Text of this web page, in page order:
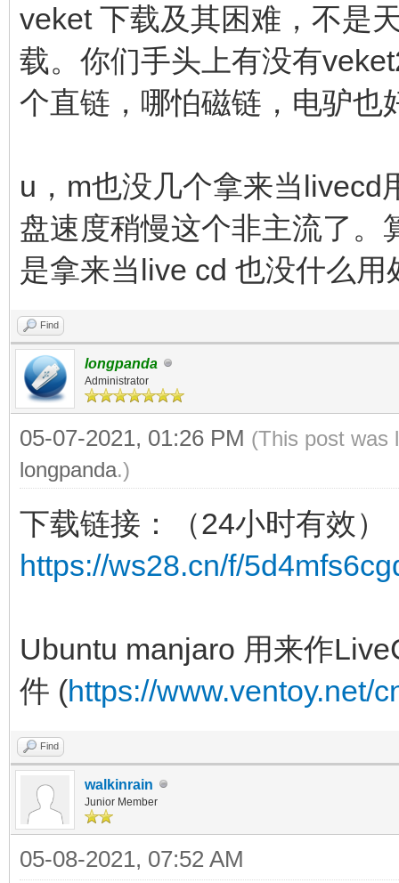
veket 下载及其困难，不是
载。你们手头上有没有
个直链，哪怕磁链，电驴也
u，m也没几个拿来当livecd
盘速度稍慢这个非主流了。
是拿来当live cd 也没什么
Find
longpanda
Administrator
05-07-2021, 01:26 PM (This post was
longpanda.)
下载链接：（24小时有效）
https://ws28.cn/f/
Ubuntu manjaro 用来作
件 (https://www.ventoy.net/
Find
walkinrain
Junior Member
05-08-2021, 07:52 AM